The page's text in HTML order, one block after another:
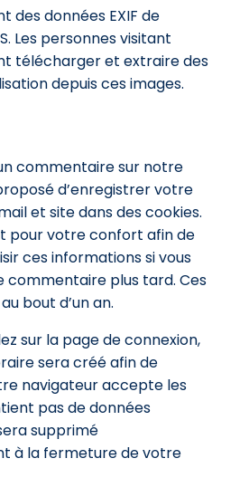
des données EXIF de
Les personnes visitant
télécharger et extraire des
depuis ces images.
commentaire sur notre
d’enregistrer votre
et site dans des cookies.
pour votre confort afin de
ces informations si vous
commentaire plus tard. Ces
bout d’un an.
sur la page de connexion,
sera créé afin de
navigateur accepte les
pas de données
supprimé
à la fermeture de votre